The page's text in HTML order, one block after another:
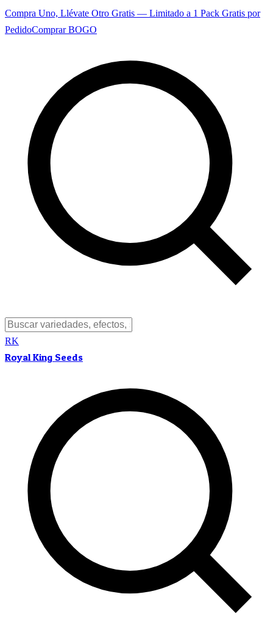
Compra Uno, Llévate Otro Gratis — Limitado a 1 Pack Gratis por
PedidoComprar BOGO
RK
Royal King Seeds